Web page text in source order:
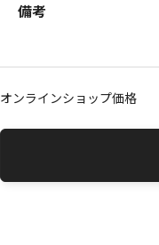
備考
オンラインショップ価格